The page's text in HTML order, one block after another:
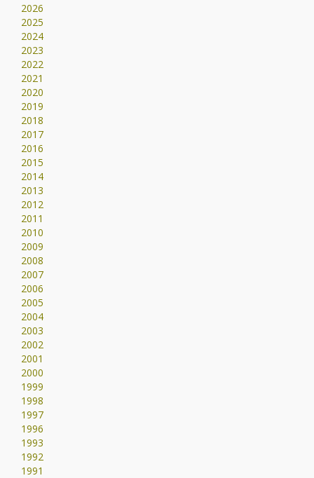
2026
2025
2024
2023
2022
2021
2020
2019
2018
2017
2016
2015
2014
2013
2012
2011
2010
2009
2008
2007
2006
2005
2004
2003
2002
2001
2000
1999
1998
1997
1996
1993
1992
1991